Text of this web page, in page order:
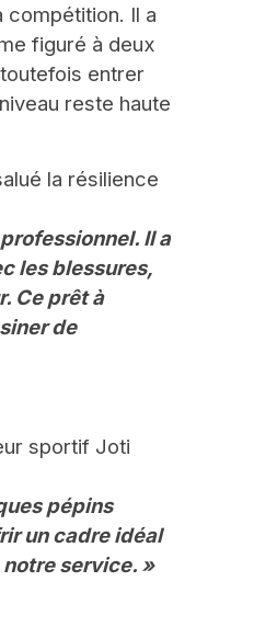
compétition. Il a
figuré à deux
entrer
reste haute
la résilience
Il a
les blessures,
Ce prêt à
de
sportif Joti
pépins
un cadre idéal
service. »